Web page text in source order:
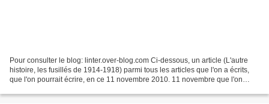
Pour consulter le blog: linter.over-blog.com Ci-dessous, un article (L'autre
histoire, les fusillés de 1914-1918) parmi tous les articles que l'on a écrits,
que l'on pourrait écrire, en ce 11 novembre 2010. 11 novembre que l'on